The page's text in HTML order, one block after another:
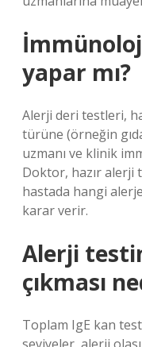
yapar mı?
Alerji deri testleri,
türüne (örneğin
uzmanı ve klinik
Doktor, hazır alerji
hastada hangi
karar verir.
Alerji
çıkması
Toplam IgE kan